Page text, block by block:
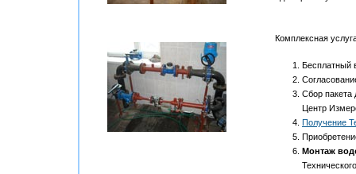
Комплексная
Бесплатный
Сбор пакета
Центр
Получение
Монтаж